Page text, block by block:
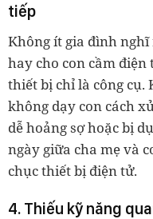
tiếp
Không ít gia đình nghĩ
hay cho con cầm
thiết bị chỉ là công cụ.
không dạy con cách
dễ hoảng sợ hoặc bị
ngày giữa cha mẹ và
chục thiết bị điện tử.
4. Thiếu kỹ năng